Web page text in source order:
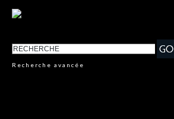
Recherche avancée